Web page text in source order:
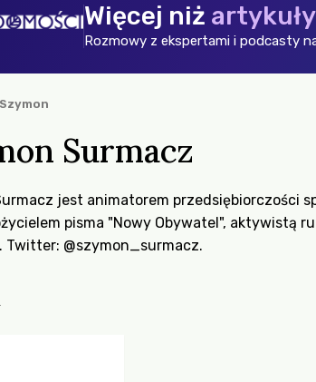
Więcej niż artykuły
Rozmowy z ekspertami i podcasty
Surmacz
jest animatorem przedsiębiorczości
pisma "Nowy Obywatel", aktywistą
Twitter: @szymon_surmacz.